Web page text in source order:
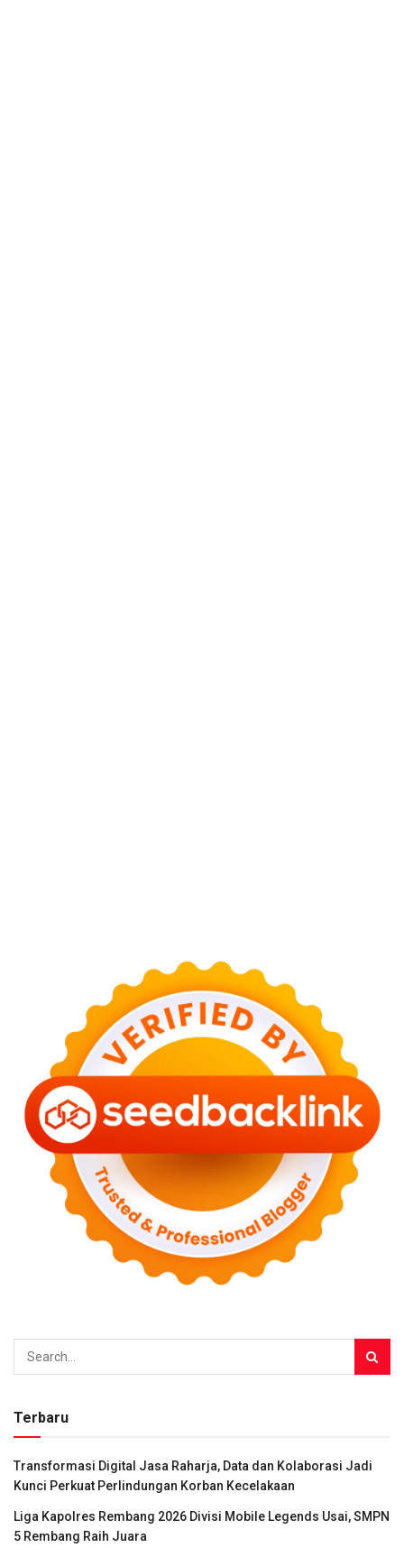
Terbaru
Transformasi Digital Jasa Raharja, Data dan Kolaborasi Jadi
Kunci Perkuat Perlindungan Korban Kecelakaan
Liga Kapolres Rembang 2026 Divisi Mobile Legends Usai, SMPN
5 Rembang Raih Juara